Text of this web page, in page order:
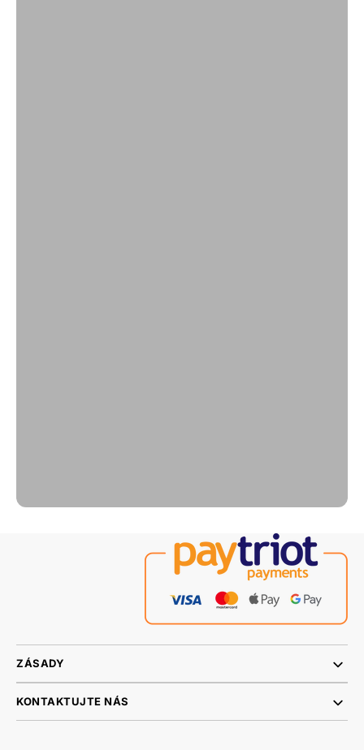
ZÁSADY
KONTAKTUJTE NÁS